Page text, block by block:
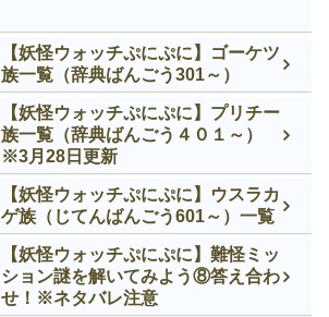
【妖怪ウォッチぷにぷに】ゴーケツ
族一覧（辞典ばんごう301～）
【妖怪ウォッチぷにぷに】プリチー
族一覧（辞典ばんごう４０１～）
※3月28日更新
【妖怪ウォッチぷにぷに】ウスラカ
ゲ族（じてんばんごう601～）一覧
【妖怪ウォッチぷにぷに】難怪ミッ
ション謎を解いてみよう⑧答え合わ
せ！※ネタバレ注意